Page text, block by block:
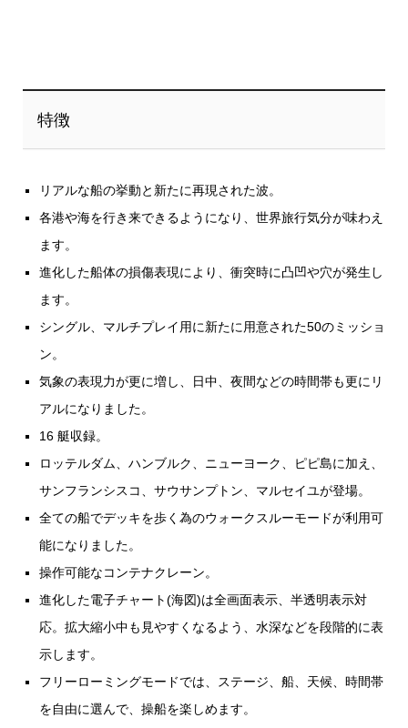
特徴
リアルな船の挙動と新たに再現された波。
各港や海を行き来できるようになり、世界旅行気分が味わえ
ます。
進化した船体の損傷表現により、衝突時に凸凹や穴が発生し
ます。
シングル、マルチプレイ用に新たに用意された50のミッショ
ン。
気象の表現力が更に増し、日中、夜間などの時間帯も更にリ
アルになりました。
16 艇収録。
ロッテルダム、ハンブルク、ニューヨーク、ピピ島に加え、
サンフランシスコ、サウサンプトン、マルセイユが登場。
全ての船でデッキを歩く為のウォークスルーモードが利用可
能になりました。
操作可能なコンテナクレーン。
進化した電子チャート(海図)は全画面表示、半透明表示対
応。拡大縮小中も見やすくなるよう、水深などを段階的に表
示します。
フリーローミングモードでは、ステージ、船、天候、時間帯
を自由に選んで、操船を楽しめます。